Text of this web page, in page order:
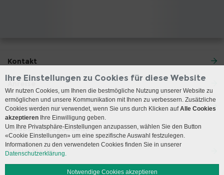
Kontakt
Anreise
Besuchszeiten
Neues Hauptgebäude
Social Media
Ihre Einstellungen zu Cookies für diese Website
Wir nutzen Cookies, um Ihnen die bestmögliche Nutzung unserer Website zu
ermöglichen und unsere Kommunikation mit Ihnen zu verbessern. Zusätzliche
Cookies werden nur verwendet, wenn Sie uns durch Klicken aufAlle Cookies
akzeptieren Ihre Einwilligung geben.
Um Ihre Privatsphäre-Einstellungen anzupassen, wählen Sie den Button
«Cookie Einstellungen» um eine spezifische Auswahl festzulegen.
Informationen zu den verwendeten Cookies finden Sie in unserer
Datenschutzerklärung.
Notwendige Cookies akzeptieren